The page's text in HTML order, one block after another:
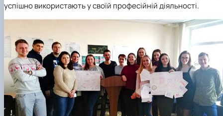
успішно використають у своїй професійній діяльності.